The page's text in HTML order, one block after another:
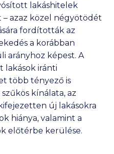
lakáshitelek
– azaz közel négyötödét
fordították az
a korábban
arányhoz képest. A
lakások iránti
több tényező is
kínálata, az
új lakásokra
hiánya, valamint a
előtérbe kerülése.